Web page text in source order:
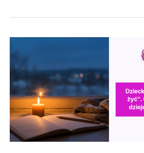
mówi
„nie
chcę
żyć”.
Co
naprawdę
się
dzieje